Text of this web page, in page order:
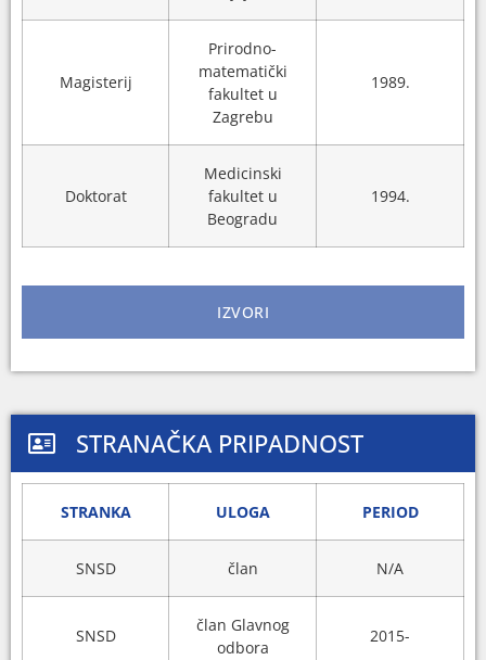
Magisterij
Prirodno-
matematički
fakultet u
Zagrebu
1989.
Doktorat
Medicinski
fakultet u
Beogradu
1994.
IZVORI
STRANAČKA PRIPADNOST
STRANKA ULOGA PERIOD
SNSD član N/A
SNSD
član Glavnog
odbora
2015-